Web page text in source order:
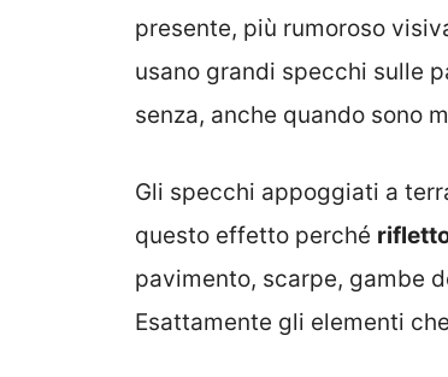
presente, più rumoroso
usano grandi specchi sulle
senza, anche quando sono
Gli specchi appoggiati a
questo effetto perché
pavimento, scarpe, gambe
Esattamente gli elementi